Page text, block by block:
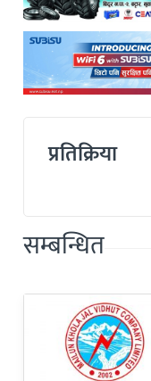
प्रतिक्रिया
सम्बन्धित